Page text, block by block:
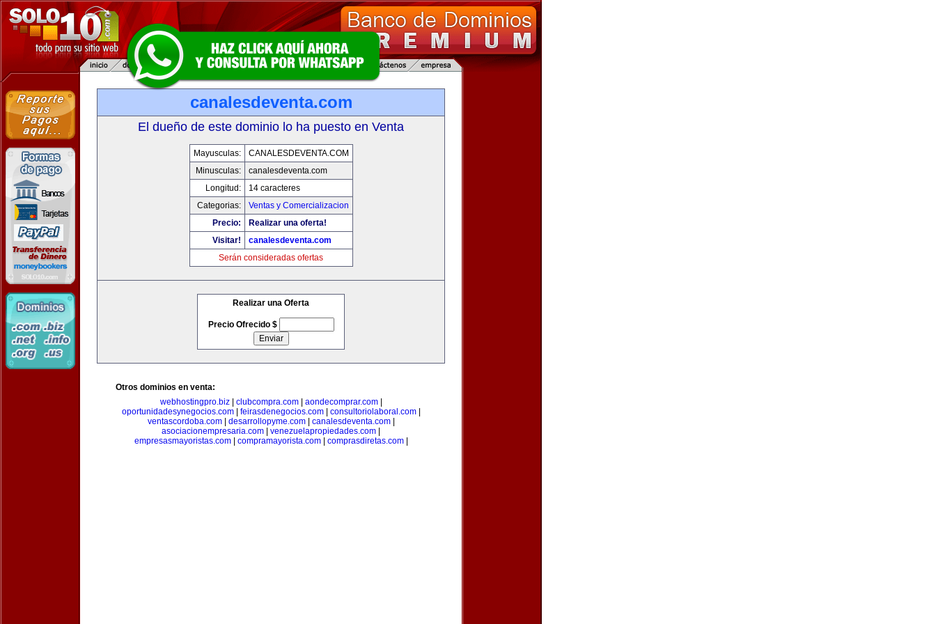
canalesdeventa.com
El dueño de este dominio lo ha puesto en Venta
Mayusculas:
CANALESDEVENTA.COM
Minusculas:
canalesdeventa.com
Longitud:
14 caracteres
Categorias:
Ventas y Comercializacion
Precio:
Realizar una oferta!
Visitar!
canalesdeventa.com
Serán consideradas ofertas
Realizar una Oferta
Precio Ofrecido $
Otros dominios en venta:
webhostingpro.biz| clubcompra.com| aondecomprar.com|
oportunidadesynegocios.com| feirasdenegocios.com| consultoriolaboral.com|
ventascordoba.com| desarrollopyme.com| canalesdeventa.com|
asociacionempresaria.com
venezuelapropiedades.com
empresasmayoristas.com| compramayorista.com| comprasdiretas.com|